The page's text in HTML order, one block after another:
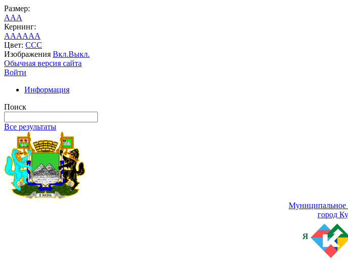
Размер:
AAA
Кернинг:
AAAAAA
Цвет: CCC
Изображения Вкл.Выкл.
Обычная версия сайта
Войти
Информация
Поиск
Все результаты
Муниципальное
город
Я